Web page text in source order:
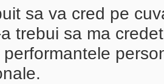
sa va cred pe
trebui sa ma